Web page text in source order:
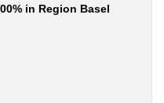
in Region Basel